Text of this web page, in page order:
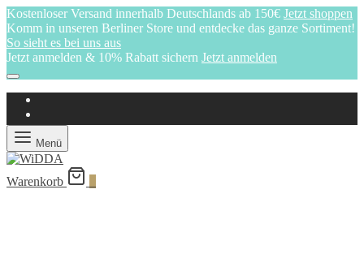
Kostenloser Versand innerhalb Deutschlands ab 150€ Jetzt shoppen
Komm in unseren Berliner Store und entdecke das ganze Sortiment!
So sieht es bei uns aus
Jetzt anmelden & 10% Rabatt sichern Jetzt anmelden
Menü
Warenkorb